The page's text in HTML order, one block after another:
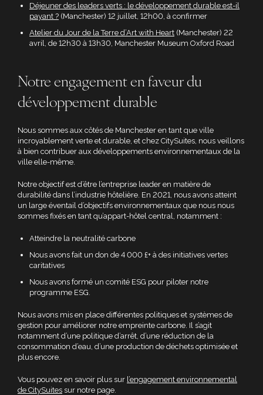
Déjeuner des leaders verts : le développement durable est-il
payant ? (Manchester) 12 juillet, 12h00, à confirmer
Atelier du Jour de la Terre d’Art with Heart (Manchester) 22
avril, de 12h30 à 13h30, Manchester Museum Oxford Road
Notre engagement en faveur du
développement durable
Nous sommes aux côtés de Manchester en tant que ville
incroyablement verte et durable, et chez CitySuites, nous veillons
à bien contribuer aux développements environnementaux de la
ville elle-même.
Notre objectif est d’être l’entreprise leader en matière de
durabilité dans l’industrie hôtelière. En 2021, nous avons atteint
un large éventail d’objectifs environnementaux que nous nous
sommes fixés en tant qu’appart-hôtel central, notamment :
Atteindre la neutralité carbone
Nous avons fait un don de 4 000 £+ à des initiatives vertes
caritatives
Nous avons formé un comité ESG pour piloter notre
programme ESG.
Nous avons mis en place différentes politiques et systèmes de
gestion pour améliorer notre empreinte carbone. Il s’agit
notamment d’une politique d’arrêt, d’une réduction de la
consommation d’eau, d’une production de déchets optimisée et
plus encore.
Vous pouvez en savoir plus sur l’engagement environnemental
de CitySuites sur notre page.